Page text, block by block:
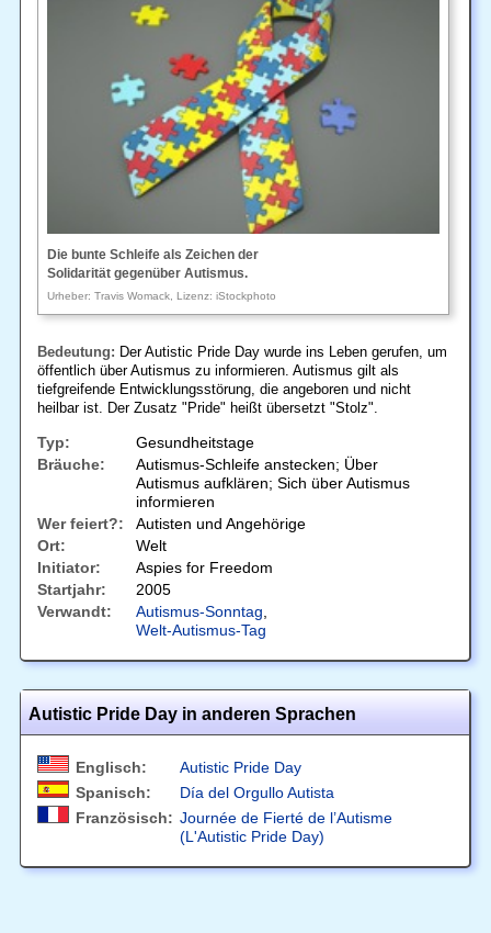
Die bunte Schleife als Zeichen der
Solidarität gegenüber Autismus.
Urheber: Travis Womack, Lizenz: iStockphoto
Bedeutung: Der Autistic Pride Day wurde ins Leben gerufen, um
öffentlich über Autismus zu informieren. Autismus gilt als
tiefgreifende Entwicklungsstörung, die angeboren und nicht
heilbar ist. Der Zusatz "Pride" heißt übersetzt "Stolz".
Typ:
Gesundheitstage
Bräuche:
Autismus-Schleife anstecken; Über
Autismus aufklären; Sich über Autismus
informieren
Wer feiert?:
Autisten und Angehörige
Ort:
Welt
Initiator:
Aspies for Freedom
Startjahr:
2005
Verwandt:
Autismus-Sonntag,
Welt-Autismus-Tag
Autistic Pride Day in anderen Sprachen
Englisch:
Autistic Pride Day
Spanisch:
Día del Orgullo Autista
Französisch: Journée de Fierté de l’Autisme
(L'Autistic Pride Day)